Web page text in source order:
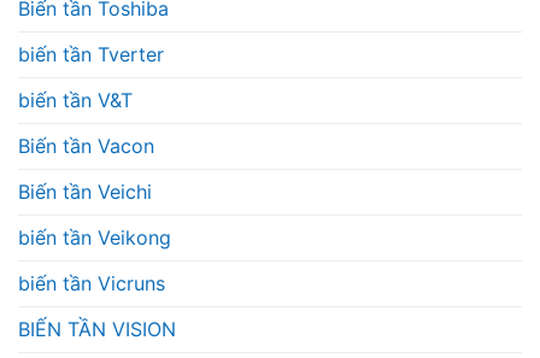
Biến tần Toshiba
biến tần Tverter
biến tần V&T
Biến tần Vacon
Biến tần Veichi
biến tần Veikong
biến tần Vicruns
BIẾN TẦN VISION